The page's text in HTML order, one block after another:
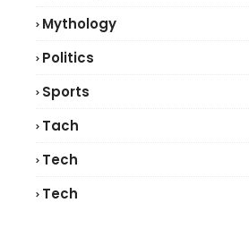
Mythology
Politics
Sports
Tach
Tech
Tech